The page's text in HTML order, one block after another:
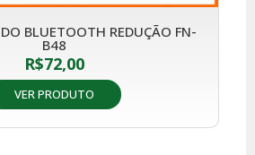
BLUETOOTH REDUÇÃO FN-
B48
R$72,00
VER PRODUTO